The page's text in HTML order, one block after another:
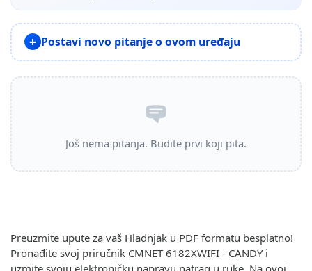
Postavi novo pitanje o ovom uređaju
Još nema pitanja. Budite prvi koji pita.
Preuzmite upute za vaš Hladnjak u PDF formatu besplatno!
Pronađite svoj priručnik CMNET 6182XWIFI - CANDY i
uzmite svoju elektroničku napravu natrag u ruke. Na ovoj